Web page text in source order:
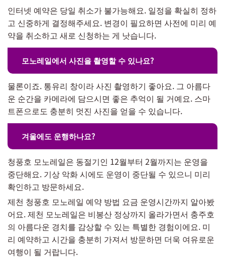
인터넷 예약은 당일 취소가 불가능해요. 일정을 확실히 정하
고 신중하게 결정해주세요. 변경이 필요하면 사전에 미리 예
약을 취소하고 새로 신청하는 게 낫습니다.
모노레일에서 사진을 촬영할 수 있나요?
물론이죠. 통유리 창이라 사진 촬영하기 좋아요. 그 아름다
운 순간을 카메라에 담으시면 좋은 추억이 될 거예요. 스마
트폰으로도 충분히 멋진 사진을 얻을 수 있습니다.
겨울에도 운행하나요?
청풍호 모노레일은 동절기인 12월부터 2월까지는 운영을
중단해요. 기상 악화 시에도 운영이 중단될 수 있으니 미리
확인하고 방문하세요.
제천 청풍호 모노레일 예약 방법 요금 운영시간까지 알아봤
어요. 제천 모노레일은 비봉산 정상까지 올라가면서 충주호
의 아름다운 경치를 감상할 수 있는 특별한 경험이에요. 미
리 예약하고 시간을 충분히 가져서 방문하면 더욱 여유로운
여행이 될 거랍니다.